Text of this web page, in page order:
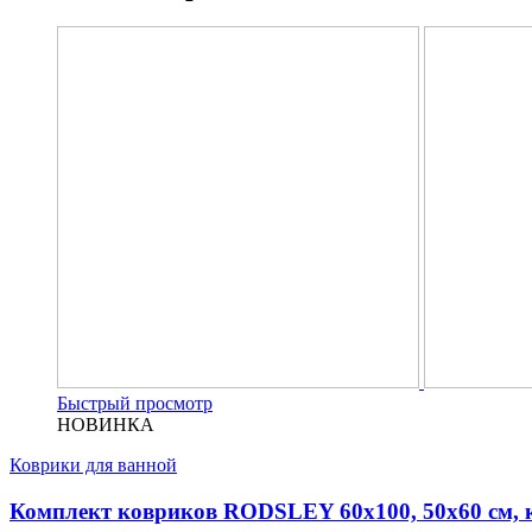
Быстрый просмотр
НОВИНКА
Коврики для ванной
Комплект ковриков RODSLEY 60х100, 50х60 см,